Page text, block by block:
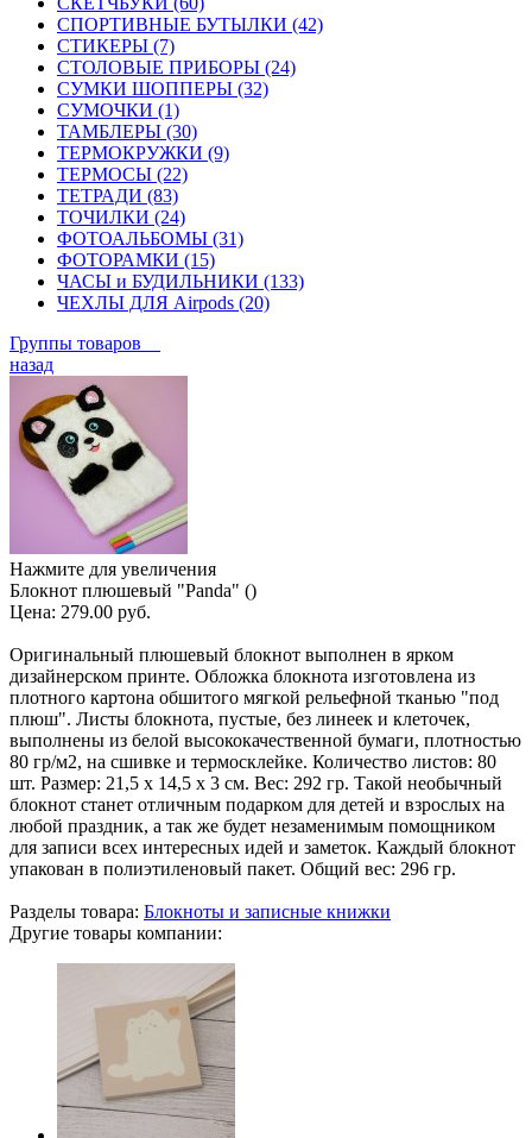
СПОРТИВНЫЕ БУТЫЛКИ (42)
СТИКЕРЫ (7)
СТОЛОВЫЕ ПРИБОРЫ (24)
СУМКИ ШОППЕРЫ (32)
СУМОЧКИ (1)
ТАМБЛЕРЫ (30)
ТЕРМОКРУЖКИ (9)
ТЕРМОСЫ (22)
ТЕТРАДИ (83)
ТОЧИЛКИ (24)
ФОТОАЛЬБОМЫ (31)
ФОТОРАМКИ (15)
ЧАСЫ и БУДИЛЬНИКИ (133)
ЧЕХЛЫ ДЛЯ Airpods (20)
Группы товаров
назад
Нажмите для увеличения
Блокнот плюшевый "Panda" ()
Цена: 279.00 руб.
Оригинальный плюшевый блокнот выполнен в ярком
дизайнерском принте. Обложка блокнота изготовлена из
плотного картона обшитого мягкой рельефной тканью "под
плюш". Листы блокнота, пустые, без линеек и клеточек,
выполнены из белой высококачественной бумаги, плотностью
80 гр/м2, на сшивке и термосклейке. Количество листов: 80
шт. Размер: 21,5 х 14,5 х 3 см. Вес: 292 гр. Такой необычный
блокнот станет отличным подарком для детей и взрослых на
любой праздник, а так же будет незаменимым помощником
для записи всех интересных идей и заметок. Каждый блокнот
упакован в полиэтиленовый пакет. Общий вес: 296 гр.
Разделы товара: Блокноты и записные книжки
Другие товары компании: